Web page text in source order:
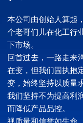
本公司由创始人算起
个老哥们儿在化工行
下市场。
回首过去，一路走来
在变，但我们固执抱
变，始终坚持以质量
我们坚持不为提高利
而降低产品品控。